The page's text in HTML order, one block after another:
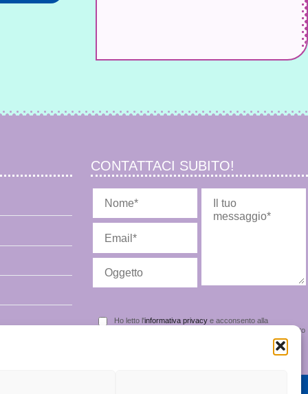
CONTATTACI SUBITO!
Ho letto l'informativa privacy e acconsento alla
memorizzazione dei miei dati nel vostro archivio secondo quanto
stabilito dal regolamento europeo per la protezione dei dati